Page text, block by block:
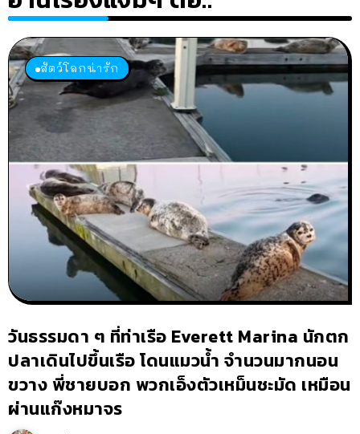
สัตว์โลกน่ารัก
วันธรรมดา ๆ ที่ท่าเรือ Everett Marina นักตก
ปลาเดินไปขึ้นเรือ โดนแมวน้ำ จำนวนมากนอน
ขวาง พี่ชายบอก พวกเอ็งตัวเหม็นชะมัด เหมือน
ผ่านแก๊งหมาจร